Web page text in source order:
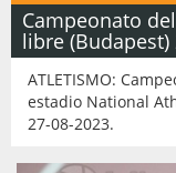
Campeonato
libre (Budapest)
ATLETISMO:
estadio National
27-08-2023.